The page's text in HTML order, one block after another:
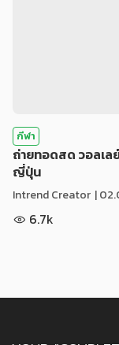
กีฬา
ถ่ายทอดสด วอลเล
ญี่ปุ่น
Intrend Creator |
6.7k